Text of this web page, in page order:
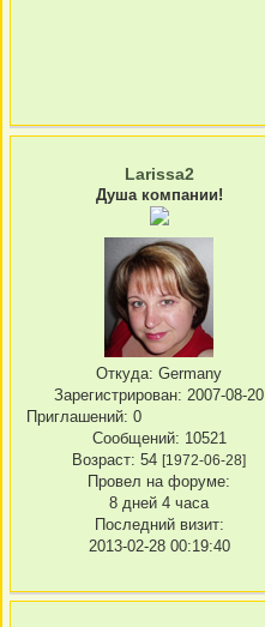
Larissa2
Душа компании!
Откуда: Germany
Зарегистрирован: 2007-08-20
Приглашений: 0
Сообщений: 10521
Возраст: 54 [1972-06-28]
Провел на форуме:
8 дней 4 часа
Последний визит:
2013-02-28 00:19:40